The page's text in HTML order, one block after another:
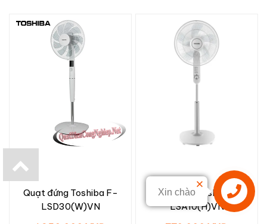
Quạt đứng Toshiba F-
LSD30(W)VN
Quạt đứng Toshiba F-
LSA10(H)VN
Xin chào